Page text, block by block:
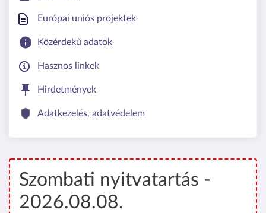
Európai uniós projektek
Közérdekű adatok
Hasznos linkek
Hirdetmények
Adatkezelés, adatvédelem
Szombati nyitvatartás -
2026.08.08.